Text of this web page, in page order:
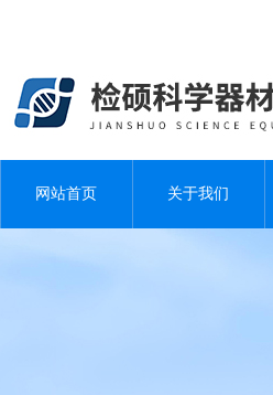
网站首页 关于我们